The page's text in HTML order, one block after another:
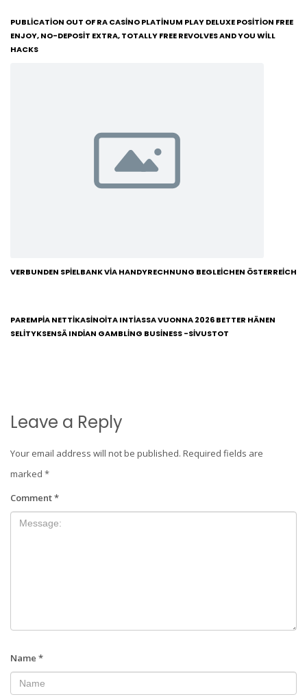
PUBLICATION OUT OF RA CASINO PLATINUM PLAY DELUXE POSITION FREE
ENJOY, NO-DEPOSIT EXTRA, TOTALLY FREE REVOLVES AND YOU WILL
HACKS
VERBUNDEN SPIELBANK VIA HANDYRECHNUNG BEGLEICHEN ÖSTERREICH
PAREMPIA NETTIKASINOITA INTIASSA VUONNA 2026 BETTER HÄNEN
SELITYKSENSÄ INDIAN GAMBLING BUSINESS -SIVUSTOT
Leave a Reply
Your email address will not be published. Required fields are
marked *
Comment*
Name *